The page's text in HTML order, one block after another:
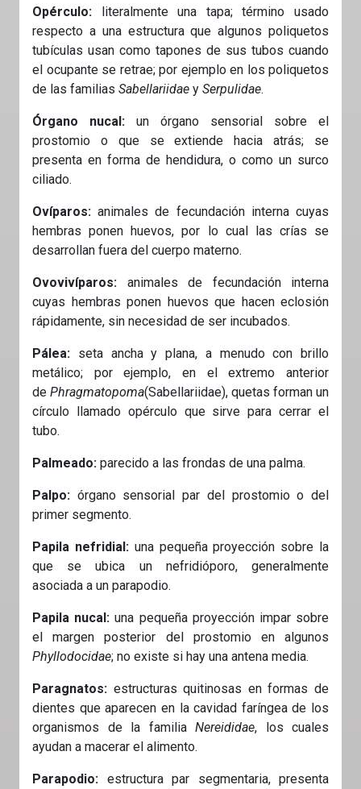
Opérculo: literalmente una tapa; término usado
respecto a una estructura que algunos poliquetos
tubículas usan como tapones de sus tubos cuando
el ocupante se retrae; por ejemplo en los poliquetos
de las familias Sabellariidae y Serpulidae.
Órgano nucal: un órgano sensorial sobre el
prostomio o que se extiende hacia atrás; se
presenta en forma de hendidura, o como un surco
ciliado.
Ovíparos: animales de fecundación interna cuyas
hembras ponen huevos, por lo cual las crías se
desarrollan fuera del cuerpo materno.
Ovovivíparos: animales de fecundación interna
cuyas hembras ponen huevos que hacen eclosión
rápidamente, sin necesidad de ser incubados.
Pálea: seta ancha y plana, a menudo con brillo
metálico; por ejemplo, en el extremo anterior
de Phragmatopoma(Sabellariidae), quetas forman un
círculo llamado opérculo que sirve para cerrar el
tubo.
Palmeado: parecido a las frondas de una palma.
Palpo: órgano sensorial par del prostomio o del
primer segmento.
Papila nefridial:una pequeña proyección sobre la
que se ubica un nefridióporo, generalmente
asociada a un parapodio.
Papila nucal: una pequeña proyección impar sobre
el margen posterior del prostomio en algunos
Phyllodocidae; no existe si hay una antena media.
Paragnatos: estructuras quitinosas en formas de
dientes que aparecen en la cavidad faríngea de los
organismos de la familia Nereididae, los cuales
ayudan a macerar el alimento.
Parapodio: estructura par segmentaria, presenta